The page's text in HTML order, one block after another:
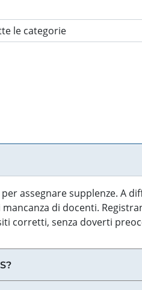
assegnare supplenze. A
di docenti.
corretti, senza doverti